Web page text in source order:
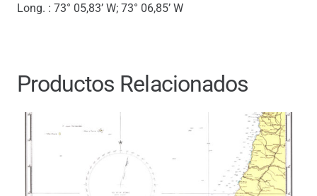
Long. : 73° 05,83’ W; 73° 06,85’ W
Productos Relacionados